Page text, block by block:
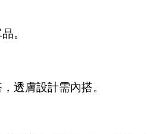
。
透膚設計需內搭。